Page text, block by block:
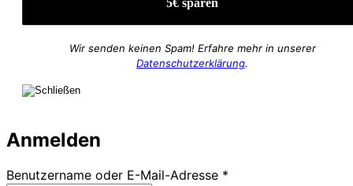
Wir senden keinen Spam! Erfahre mehr in unserer
Datenschutzerklärung.
Anmelden
Benutzername oder E-Mail-Adresse *